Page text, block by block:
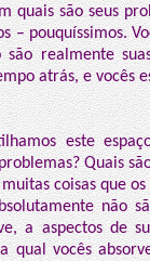
quais são seus
– pouquíssimos.
realmente
atrás, e vocês
este
Quais
coisas que
não
a aspectos de
qual vocês